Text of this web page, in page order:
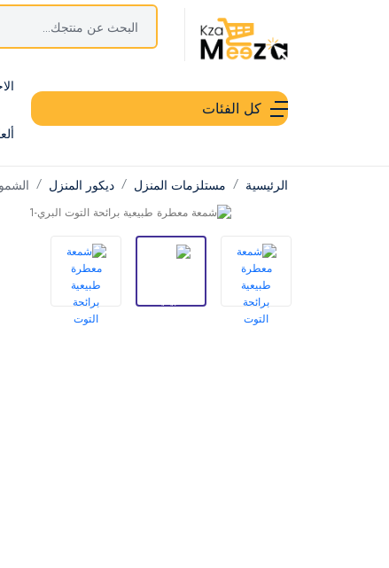
كل الفئات
الرئيسية مستلزمات المنزل ديكور المنزل